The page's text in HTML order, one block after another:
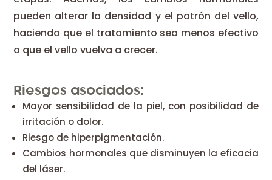
pueden alterar la densidad y el patrón del vello,
haciendo que el tratamiento sea menos efectivo
o que el vello vuelva a crecer.
Riesgos asociados:
Mayor sensibilidad de la piel, con posibilidad de
irritación o dolor.
Riesgo de hiperpigmentación.
Cambios hormonales que disminuyen la eficacia
del láser.